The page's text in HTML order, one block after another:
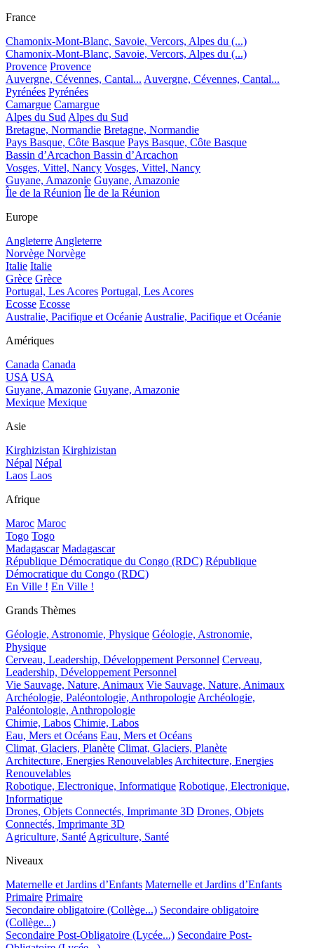
France
Chamonix-Mont-Blanc, Savoie, Vercors, Alpes du (...)
Chamonix-Mont-Blanc, Savoie, Vercors, Alpes du (...)
Provence Provence
Auvergne, Cévennes, Cantal... Auvergne, Cévennes, Cantal...
Pyrénées Pyrénées
Camargue Camargue
Alpes du Sud Alpes du Sud
Bretagne, Normandie Bretagne, Normandie
Pays Basque, Côte Basque Pays Basque, Côte Basque
Bassin d’Arcachon Bassin d’Arcachon
Vosges, Vittel, Nancy Vosges, Vittel, Nancy
Guyane, Amazonie Guyane, Amazonie
Île de la Réunion Île de la Réunion
Europe
Angleterre Angleterre
Norvège Norvège
Italie Italie
Grèce Grèce
Portugal, Les Acores Portugal, Les Acores
Ecosse Ecosse
Australie, Pacifique et Océanie Australie, Pacifique et Océanie
Amériques
Canada Canada
USA USA
Guyane, Amazonie Guyane, Amazonie
Mexique Mexique
Asie
Kirghizistan Kirghizistan
Népal Népal
Laos Laos
Afrique
Maroc Maroc
Togo Togo
Madagascar Madagascar
République Démocratique du Congo (RDC) République
Démocratique du Congo (RDC)
En Ville ! En Ville !
Grands Thèmes
Géologie, Astronomie, Physique Géologie, Astronomie,
Physique
Cerveau, Leadership, Développement Personnel Cerveau,
Leadership, Développement Personnel
Vie Sauvage, Nature, Animaux Vie Sauvage, Nature, Animaux
Archéologie, Paléontologie, Anthropologie Archéologie,
Paléontologie, Anthropologie
Chimie, Labos Chimie, Labos
Eau, Mers et Océans Eau, Mers et Océans
Climat, Glaciers, Planète Climat, Glaciers, Planète
Architecture, Energies Renouvelables Architecture, Energies
Renouvelables
Robotique, Electronique, Informatique Robotique, Electronique,
Informatique
Drones, Objets Connectés, Imprimante 3D Drones, Objets
Connectés, Imprimante 3D
Agriculture, Santé Agriculture, Santé
Niveaux
Maternelle et Jardins d’Enfants Maternelle et Jardins d’Enfants
Primaire Primaire
Secondaire obligatoire (Collège...) Secondaire obligatoire
(Collège...)
Secondaire Post-Obligatoire (Lycée...) Secondaire Post-